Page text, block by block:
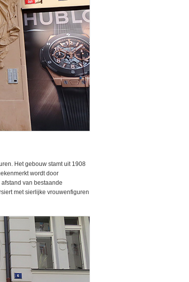
Het gebouw stamt uit 1908
wordt door
van bestaande
met sierlijke vrouwenfiguren